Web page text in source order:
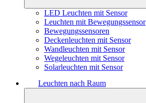
LED Leuchten mit Sensor
Leuchten mit Bewegungssensor
Bewegungssensoren
Deckenleuchten mit Sensor
Wandleuchten mit Sensor
Wegeleuchten mit Sensor
Solarleuchten mit Sensor
Leuchten nach Raum